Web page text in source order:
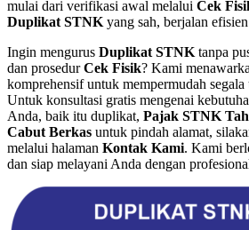
mulai dari verifikasi awal melalui Cek
Duplikat STNK yang sah, berjalan
Ingin mengurus Duplikat STNK tanpa
dan prosedurCek Fisik? Kami
komprehensif untuk mempermudah segala
Untuk konsultasi gratis mengenai
Anda, baik itu duplikat, Pajak STNK
Cabut Berkas untuk pindah alamat,
melalui halaman Kontak Kami. Kami
dan siap melayani Anda dengan